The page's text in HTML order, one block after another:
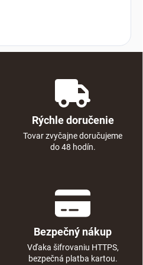
Rýchle doručenie
Tovar zvyčajne doručujeme
do 48 hodín.
Bezpečný nákup
Vďaka šifrovaniu HTTPS,
bezpečná platba kartou.